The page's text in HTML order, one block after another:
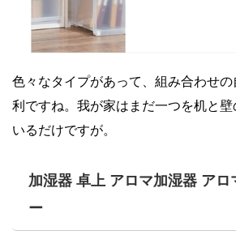
色々なタイプがあって、組み合わせ
利ですね。我が家はまだ一つを机と
いるだけですが。
加湿器 卓上 アロマ加湿器 アロ
ー